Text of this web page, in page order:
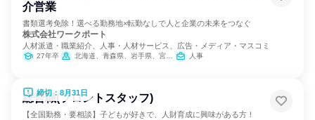
介営業
書類選考免除！選べる勤務地×転勤なしで人と企業の未来をつなぐ
株式会社ワークポート
人材派遣・職業紹介、人事・人材サービス、広告・メディア・マスコミ
27年卒 北海道、青森県、岩手県、宮城県、秋田県、山形県、福島県、茨城県、栃木県、群馬県、埼玉県、千葉県、東京都、神奈川県、新潟県、富山県、石川県、福井県、山梨県、長野県、岐阜県、静岡県、愛知県、三重県、滋賀県、京都府、大阪府、兵庫県、奈良県、和歌山県、鳥取県、島根県、岡山県、広島県、山口県、徳島県、香川県、愛媛県、高知県、福岡県、佐賀県、長崎県、熊本県、大分県、宮崎県、鹿児島県、沖縄県 人事
締切：8月31日
総合職(フロントスタッフ)
【全国勤務・要相談】子どもが好きで、人財育成に興味がある方！